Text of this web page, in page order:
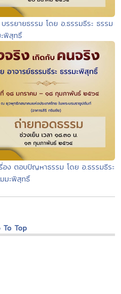
รยายธรรม โดย อ.ธรรมธีระ ธรรม
พิสุทธิ์
อง ตอบปัญหาธรรม โดย อ.ธรรมธีระ
มะพิสุทธิ์
To Top